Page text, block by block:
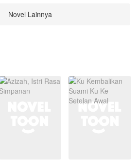
Novel Lainnya